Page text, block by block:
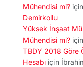
Mühendisi mi? için
Demirkollu
Yüksek İnşaat
Mühendisi mi? için
TBDY 2018 Göre
Hesabı için